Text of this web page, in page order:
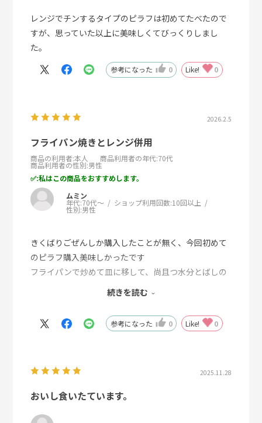
レンジでチンするタイプのピラフは初めてたべたので
すが、思っていた以上に美味しくてびっくりしまし
た。
参考になった 0 Like! 0
2026.2.5
フライパン焼きとレンジ併用
商品の利用者:本人 商品利用者の年代:70代
商品利用者の性別:男性
:私はこの商品をおすすめします。
ムミン
年代:70代～ ショップ利用回数:10回以上
性別:男性
きくばりごぜんしか購入したことが無く、今回初めて
のピラフ購入美味しかったです
フライパンで炒めて皿に移して、尚且つ水分とばしの
為、レンジ３０秒加熱するとパラパラに仕上がり自分
続きを読む
参考になった 0 Like! 0
2025.11.28
おいし食いたています。